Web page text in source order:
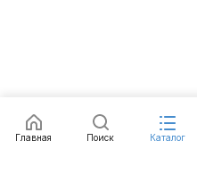
Главная Поиск Каталог